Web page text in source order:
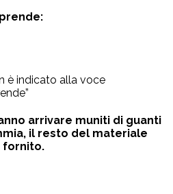
è indicato alla voce
arrivare muniti di guanti
il resto del materiale
fornito.